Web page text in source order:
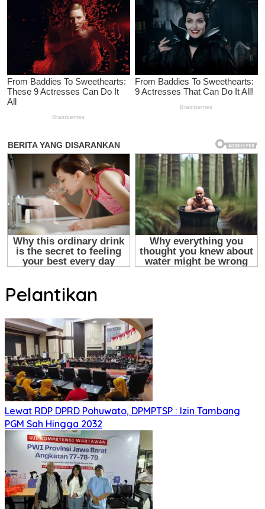
Pelantikan
Lewat RDP DPRD Pohuwato, DPMPTSP : Izin Tambang
PGM Sah Hingga 2032